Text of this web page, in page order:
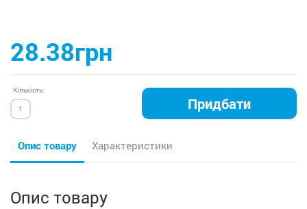
28.38грн
Кількість:
Придбати
Опис товару Характеристики
Опис товару